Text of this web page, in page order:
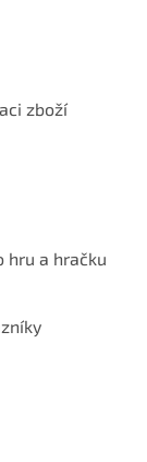
zboží
hru a hračku